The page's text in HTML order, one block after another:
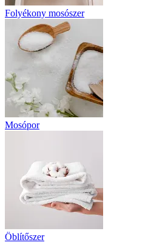
Folyékony mosószer
Mosópor
Öblítőszer